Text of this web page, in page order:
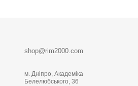
shop@rim2000.com
м. Дніпро, Академіка
Белелюбського, 36